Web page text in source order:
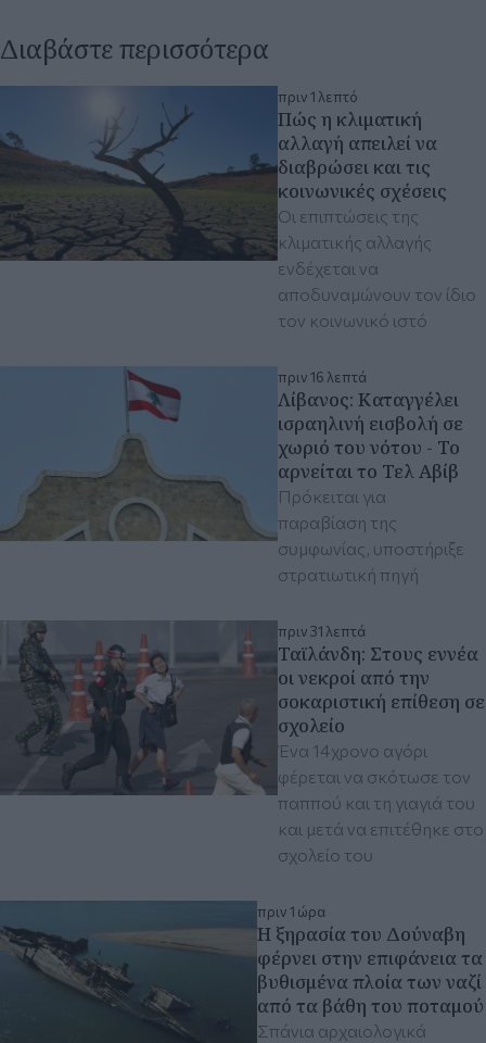
Διαβάστε περισσότερα
πριν 1 λεπτό
Πώς η κλιματική
αλλαγή απειλεί να
διαβρώσει και τις
κοινωνικές σχέσεις
Οι επιπτώσεις της
κλιματικής αλλαγής
ενδέχεται να
αποδυναμώνουν τον ίδιο
τον κοινωνικό ιστό
πριν 16 λεπτά
Λίβανος: Καταγγέλει
ισραηλινή εισβολή σε
χωριό του νότου - Το
αρνείται το Τελ Αβίβ
Πρόκειται για
παραβίαση της
συμφωνίας, υποστήριξε
στρατιωτική πηγή
πριν 31 λεπτά
Ταϊλάνδη: Στους εννέα
οι νεκροί από την
σοκαριστική επίθεση σε
σχολείο
Ένα 14χρονο αγόρι
φέρεται να σκότωσε τον
παππού και τη γιαγιά του
και μετά να επιτέθηκε στο
σχολείο του
πριν 1 ώρα
Η ξηρασία του Δούναβη
φέρνει στην επιφάνεια τα
βυθισμένα πλοία των ναζί
από τα βάθη του ποταμού
Σπάνια αρχαιολογικά